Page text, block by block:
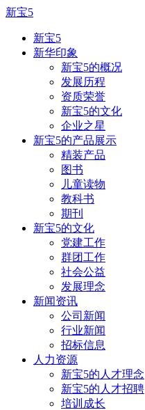
新宝5
新宝5
新华印象
新宝5的概况
发展历程
资质荣誉
新宝5的文化
企业之星
新宝5的产品展示
精装产品
图书
儿童读物
教科书
期刊
新宝5的文化
党建工作
群团工作
社会公益
发展理念
新闻资讯
公司新闻
行业新闻
招标信息
人力资源
新宝5的人才理念
新宝5的人才招聘
培训成长